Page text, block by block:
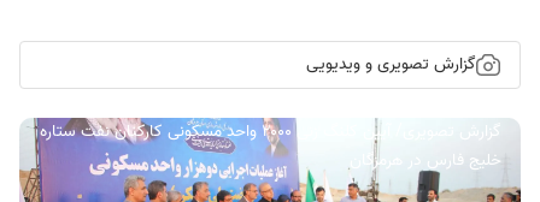
گزارش تصویری و ویدیویی
گزارش تصویری/ آیین کلنگ زنی ۲۰۰۰ واحد مسکونی کارکنان نفت ستاره
خلیج فارس در هرمزگان